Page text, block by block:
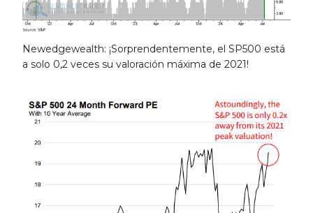
Newedgewealth: ¡Sorprendentemente, el SP500 está
a solo 0,2 veces su valoración máxima de 2021!